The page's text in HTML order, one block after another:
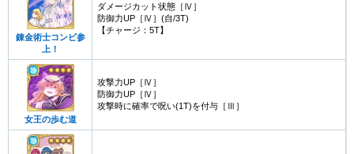
錬金術士コンビ参
上！
ダメージカット状態［Ⅳ］
防御力UP［Ⅳ］(自/3T)
【チャージ：5T】
女王の歩む道
攻撃力UP［Ⅳ］
防御力UP［Ⅳ］
攻撃時に確率で呪い(1T)を付与［Ⅲ］